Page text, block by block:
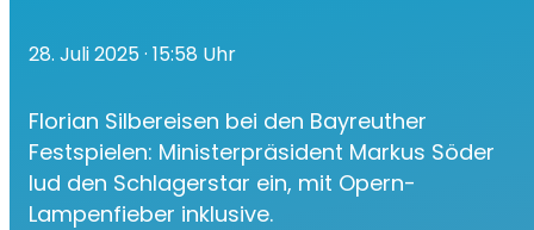
28. Juli 2025· 15:58 Uhr
Florian Silbereisen bei den Bayreuther
Festspielen: Ministerpräsident Markus Söder
lud den Schlagerstar ein, mit Opern-
Lampenfieber inklusive.